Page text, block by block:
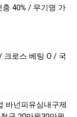
40% / 무기명 가
크로스 베팅 O / 국
바넌피유심내구제